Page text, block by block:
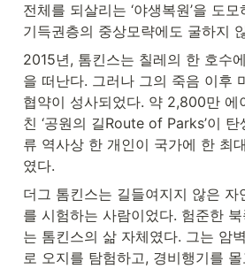
전체를 되살리는 ‘야생복원’을 도
기득권층의 중상모략에도 굴하지
2015년, 톰킨스는 칠레의 한 호수
을 떠난다. 그러나 그의 죽음 이후
협약이 성사되었다. 약 2,800만 에
친 ‘공원의 길Route of Parks’이
류 역사상 한 개인이 국가에 한 최
였다.
더그 톰킨스는 길들여지지 않은 자
를 시험하는 사람이었다. 험준한
는 톰킨스의 삶 자체였다. 그는 암
로 오지를 탐험하고, 경비행기를